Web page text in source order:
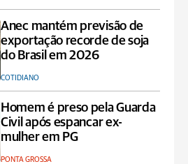
Anec mantém previsão de
exportação recorde de soja
do Brasil em 2026
COTIDIANO
Homem é preso pela Guarda
Civil após espancar ex-
mulher em PG
PONTA GROSSA